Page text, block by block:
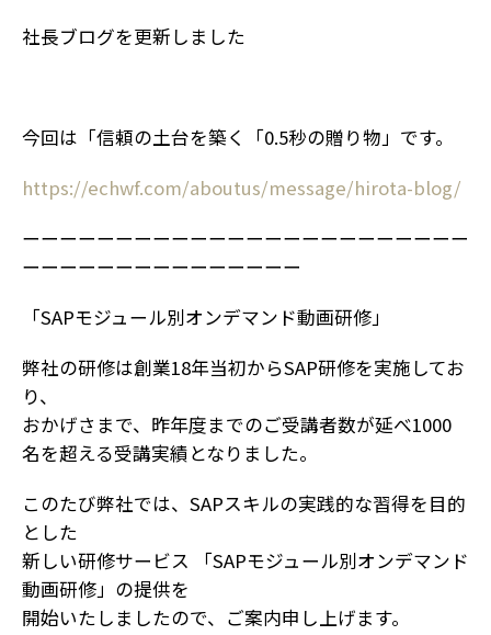
社長ブログを更新しました
今回は「信頼の土台を築く「0.5秒の贈り物」です。
https://echwf.com/aboutus/message/hirota-blog/
ーーーーーーーーーーーーーーーーーーーーーーーー
ーーーーーーーーーーーーーーー
「SAPモジュール別オンデマンド動画研修」
弊社の研修は創業18年当初からSAP研修を実施してお
り、
おかげさまで、昨年度までのご受講者数が延べ1000
名を超える受講実績となりました。
このたび弊社では、SAPスキルの実践的な習得を目的
とした
新しい研修サービス 「SAPモジュール別オンデマンド
動画研修」の提供を
開始いたしましたので、ご案内申し上げます。